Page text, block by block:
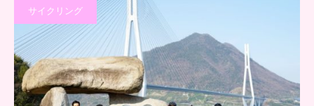
サイクリング